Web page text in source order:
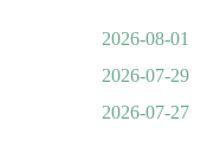
2026-08-01
2026-07-29
2026-07-27